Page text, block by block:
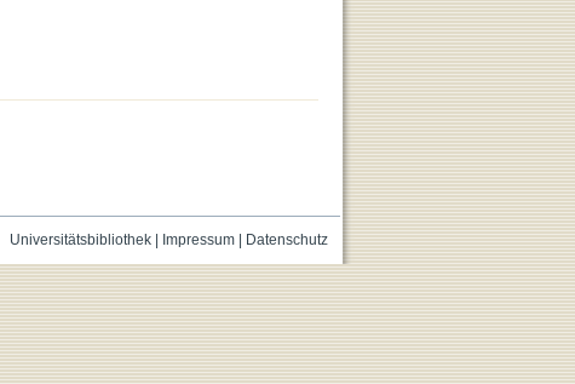
Universitätsbibliothek| Impressum| Datenschutz